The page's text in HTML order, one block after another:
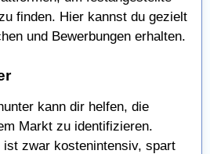
finden. Hier kannst du gezielt
und Bewerbungen erhalten.
kann dir helfen, die
Markt zu identifizieren.
zwar kostenintensiv, spart